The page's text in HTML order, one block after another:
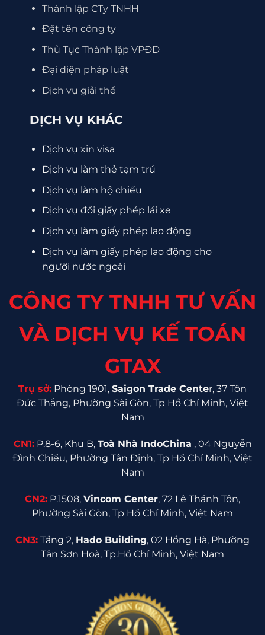
Thành lập CTy TNHH
Đặt tên công ty
Thủ Tục Thành lập VPĐD
Đại diện pháp luật
Dịch vụ giải thể
DỊCH VỤ KHÁC
Dịch vụ xin visa
Dịch vụ làm thẻ tạm trú
Dịch vụ làm hộ chiếu
Dịch vụ đổi giấy phép lái xe
Dịch vụ làm giấy phép lao động
Dịch vụ làm giấy phép lao động cho
người nước ngoài
CÔNG TY TNHH TƯ VẤN
VÀ DỊCH VỤ KẾ TOÁN
GTAX
Trụ sở: Phòng 1901, Saigon Trade Center, 37 Tôn
Đức Thắng, Phường Sài Gòn, Tp Hồ Chí Minh, Việt
Nam
CN1:P.8-6, Khu B, Toà Nhà IndoChina , 04 Nguyễn
Đình Chiểu, Phường Tân Định, Tp Hồ Chí Minh, Việt
Nam
CN2: P.1508, Vincom Center, 72 Lê Thánh Tôn,
Phường Sài Gòn, Tp Hồ Chí Minh, Việt Nam
CN3: Tầng 2, Hado Building, 02 Hồng Hà, Phường
Tân Sơn Hoà, Tp.Hồ Chí Minh, Việt Nam